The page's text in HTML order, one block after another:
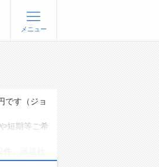
メニュー
です（ジョ
短期等ご希